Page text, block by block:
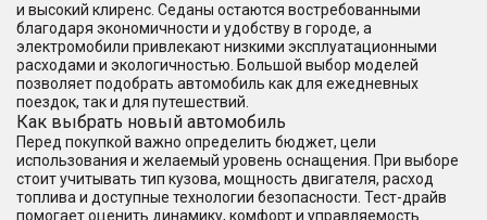
и высокий клиренс. Седаны остаются востребованными
благодаря экономичности и удобству в городе, а
электромобили привлекают низкими эксплуатационными
расходами и экологичностью. Большой выбор моделей
позволяет подобрать автомобиль как для ежедневных
поездок, так и для путешествий.
Как выбрать новый автомобиль
Перед покупкой важно определить бюджет, цели
использования и желаемый уровень оснащения. При выборе
стоит учитывать тип кузова, мощность двигателя, расход
топлива и доступные технологии безопасности. Тест-драйв
помогает оценить динамику, комфорт и управляемость